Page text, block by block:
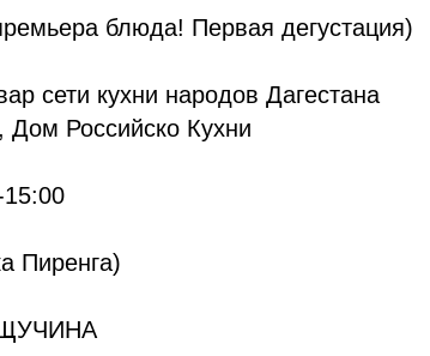
блюда! Первая дегустация)
сети кухни народов Дагестана
Дом Российско Кухни
Пиренга)